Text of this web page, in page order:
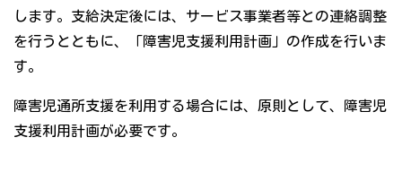
します。支給決定後には、サービス事業者等との連絡調整
を行うとともに、「障害児支援利用計画」の作成を行いま
す。
障害児通所支援を利用する場合には、原則として、障害児
支援利用計画が必要です。